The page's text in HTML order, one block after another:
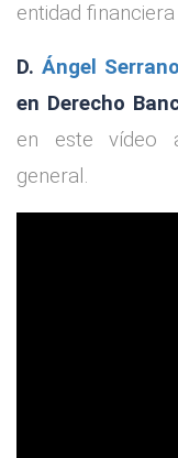
entidad
D.Ángel
en Derecho
en este vídeo
general.